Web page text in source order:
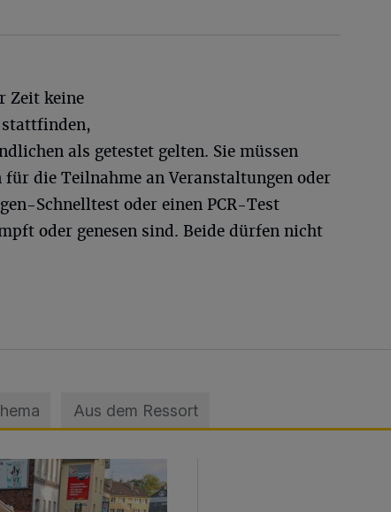
Zeit keine
stattfinden,
als getestet gelten. Sie müssen
für die Teilnahme an Veranstaltungen oder
Schnelltest oder einen PCR-Test
oder genesen sind. Beide dürfen nicht
Aus dem Ressort